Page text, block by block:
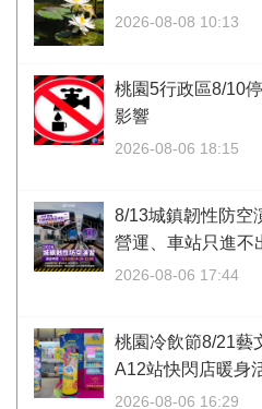
2026-08-08 10:13
桃園5行政區8/10
影響
2026-08-06 18:15
8/13城鎮韌性防
營運、車站只進不
2026-08-06 17:44
桃園冷飲節8/21藝
A12站快閃店暖身
2026-08-06 16:29